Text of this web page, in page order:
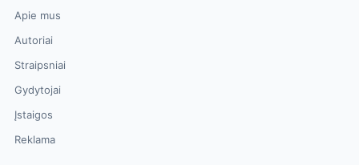
Apie mus
Autoriai
Straipsniai
Gydytojai
Įstaigos
Reklama